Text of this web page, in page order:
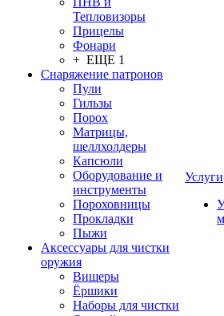
Тепловизоры
Прицелы
Фонари
+ ЕЩЕ 1
Снаряжение патронов
Пули
Гильзы
Порох
Матрицы,
шеллхолдеры
Капсюли
Оборудование и
инструменты
Пороховницы
Прокладки
Пыжи
Аксессуары для чистки
оружия
Вишеры
Ёршики
Наборы для чистки
Услуги